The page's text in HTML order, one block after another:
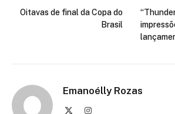
Oitavas de final da Copa do
Brasil
Emanoélly Rozas
Instagram